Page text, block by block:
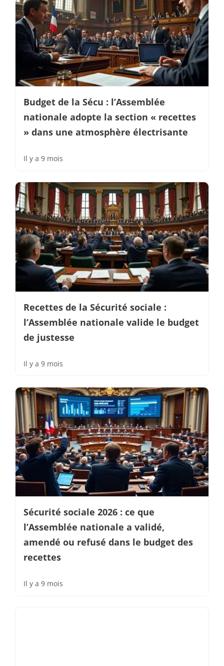
Budget de la Sécu : l’Assemblée
nationale adopte la section « recettes
» dans une atmosphère électrisante
Il y a 9 mois
Recettes de la Sécurité sociale :
l’Assemblée nationale valide le budget
de justesse
Il y a 9 mois
Sécurité sociale 2026 : ce que
l’Assemblée nationale a validé,
amendé ou refusé dans le budget des
recettes
Il y a 9 mois